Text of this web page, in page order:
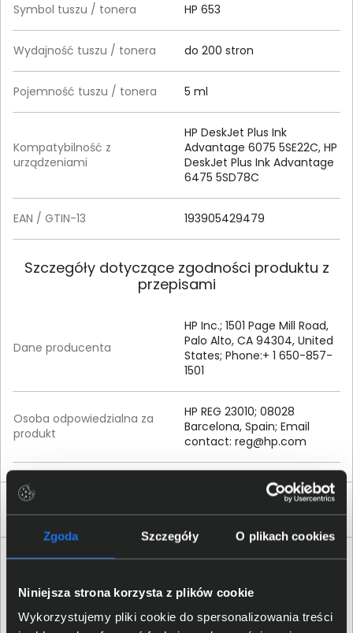
Zgoda Szczegóły O plikach cookies
Niniejsza strona korzysta z plików cookie
Wykorzystujemy pliki cookie do spersonalizowania treści
Symbol tuszu / tonera HP 653
Wydajność tuszu / tonera do 200 stron
Pojemność tuszu / tonera 5 ml
Kompatybilność z
urządzeniami
HP DeskJet Plus Ink
Advantage 6075 5SE22C, HP
DeskJet Plus Ink Advantage
6475 5SD78C
EAN / GTIN-13 193905429479
Szczegóły dotyczące zgodności produktu z
przepisami
Dane producenta
HP Inc.; 1501 Page Mill Road,
Palo Alto, CA 94304, United
States; Phone:+ 1 650-857-
1501
Osoba odpowiedzialna za
produkt
HP REG 23010; 08028
Barcelona, Spain; Email
contact: reg@hp.com
Produkty podobne